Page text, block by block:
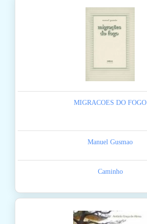
MIGRACOES DO FOGO
Manuel Gusmao
Caminho